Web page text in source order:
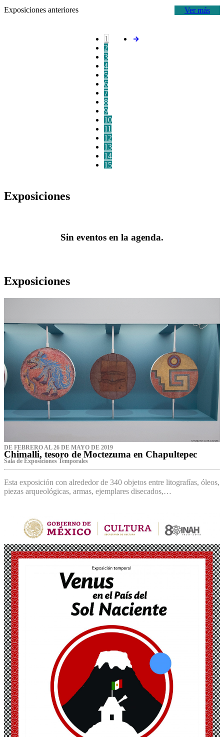
Ver más
Exposiciones anteriores
1
2
3
4
5
6
7
8
9
10
11
12
13
14
15
Exposiciones
Sin eventos en la agenda.
Exposiciones
DE FEBRERO AL 26 DE MAYO DE 2019
Chimalli, tesoro de Moctezuma en Chapultepec
Sala de Exposiciones Temporales
Esta exposición con alrededor de 340 objetos entre litografías, óleos,
piezas arqueológicas, armas, ejemplares disecados,…